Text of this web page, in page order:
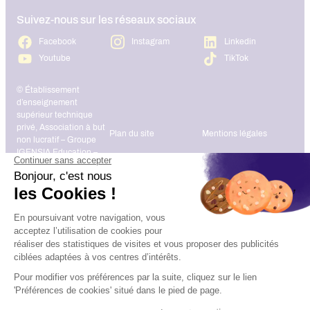
Suivez-nous sur les réseaux sociaux
Facebook Instagram
Linkedin
Youtube
TikTok
© Établissement
d’enseignement
supérieur technique
privé, Association à but
non lucratif – Groupe
IGENSIA Education –
Mise à jour site :
Janvier 2026
Plan du site Mentions légales
Charte des données
Contact